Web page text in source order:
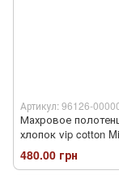
Артикул: 96126-
Махровое
хлопок vip cotton
480.00 грн